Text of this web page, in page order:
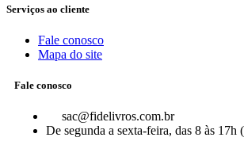
Serviços ao cliente
Fale conosco
Mapa do site
Fale conosco
sac@fidelivros.com.br
De segunda a sexta-feira, das 8 às 17h